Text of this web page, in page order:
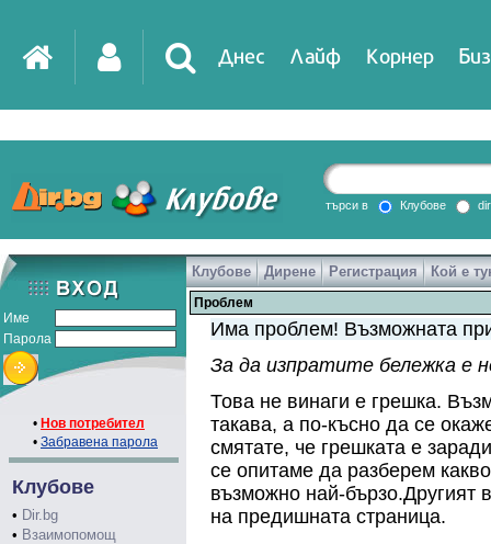
Днес Лайф Корнер
DirTV Impressio
Games
търси в Клубове
Име
Парола
• Нов потребител
• Забравена парола
Клубове
• Dir.bg
• Взаимопомощ
Клубове Дирене Регистрация Кой е
Проблем
Има проблем! Възможната
За да изпратите бележка е
Това не винаги е грешка.
такава, а по-късно да се
смятате, че грешката е
се опитаме да разберем
възможно най-бързо.Другият
на предишната страница.